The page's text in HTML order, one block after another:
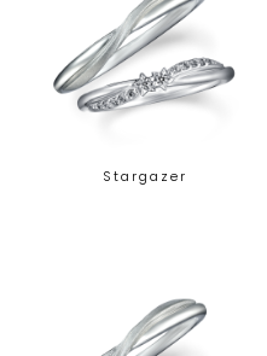
Stargazer